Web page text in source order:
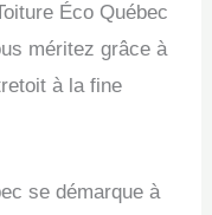
Éco Québec
méritez grâce à
à la fine
se démarque à